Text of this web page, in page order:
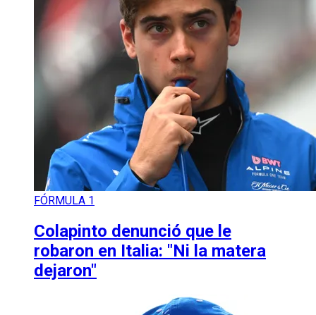
FÓRMULA 1
Colapinto denunció que le
robaron en Italia: "Ni la matera
dejaron"